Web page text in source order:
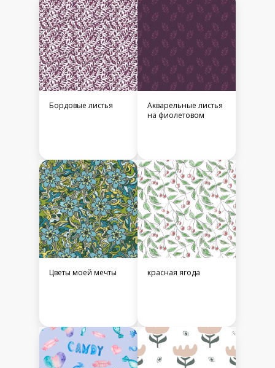
Бордовые листья
Акварельные листья
на фиолетовом
Цветы моей мечты красная ягода